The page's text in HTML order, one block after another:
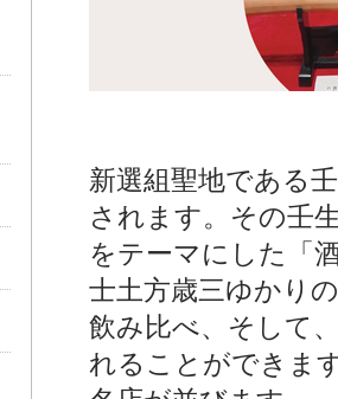
新選組聖地である
されます。その壬
をテーマにした「
士土方歳三ゆかり
飲み比べ、そして
れることができま